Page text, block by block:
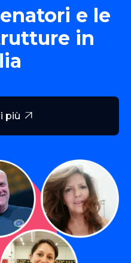
e le
in
più 